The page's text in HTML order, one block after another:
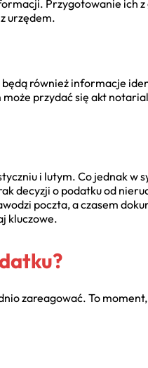
Przygotowanie ich z
urzędem.
będą również informacje
przydać się akt
i lutym. Co jednak w
decyzji o podatku od
poczta, a czasem
kluczowe.
zareagować. To